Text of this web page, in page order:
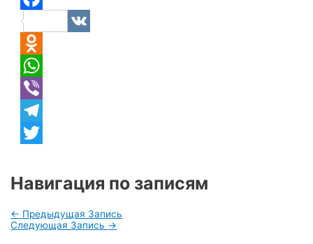
Facebook
VK
Odnoklassniki
WhatsApp
Viber
Telegram
Навигация по записям
← Предыдущая Запись
Следующая Запись →